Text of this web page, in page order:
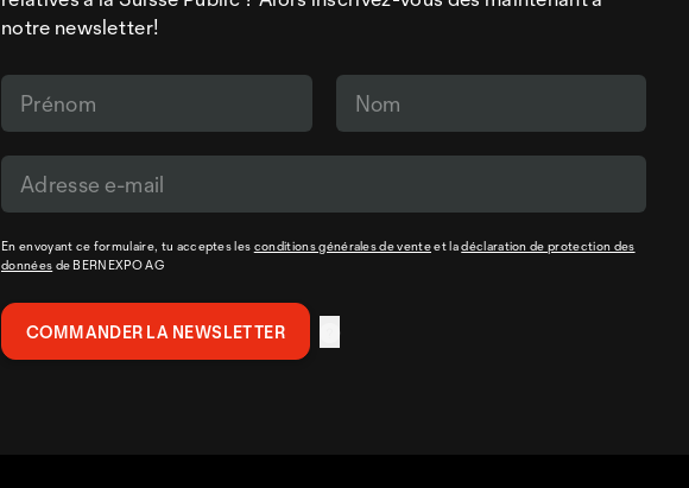
notre newsletter!
En envoyant ce formulaire, tu acceptes les conditions générales de venteet ladéclaration de protection des
données de BERNEXPO AG